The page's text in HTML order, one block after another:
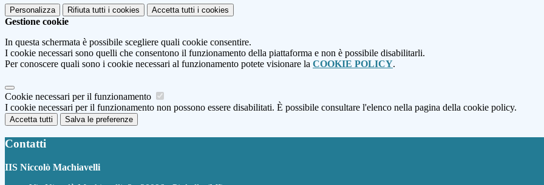
Personalizza Rifiuta tutti i cookies Accetta tutti i cookies
Gestione cookie
In questa schermata è possibile scegliere quali cookie consentire.
I cookie necessari sono quelli che consentono il funzionamento della piattaforma e non è possibile disabilitarli.
Per conoscere quali sono i cookie necessari al funzionamento potete visionare la COOKIE POLICY.
Cookie necessari per il funzionamento
I cookie necessari per il funzionamento non possono essere disabilitati. È possibile consultare l'elenco nella pagina della cookie policy.
Accetta tutti Salva le preferenze
Contatti
IIS Niccolò Machiavelli